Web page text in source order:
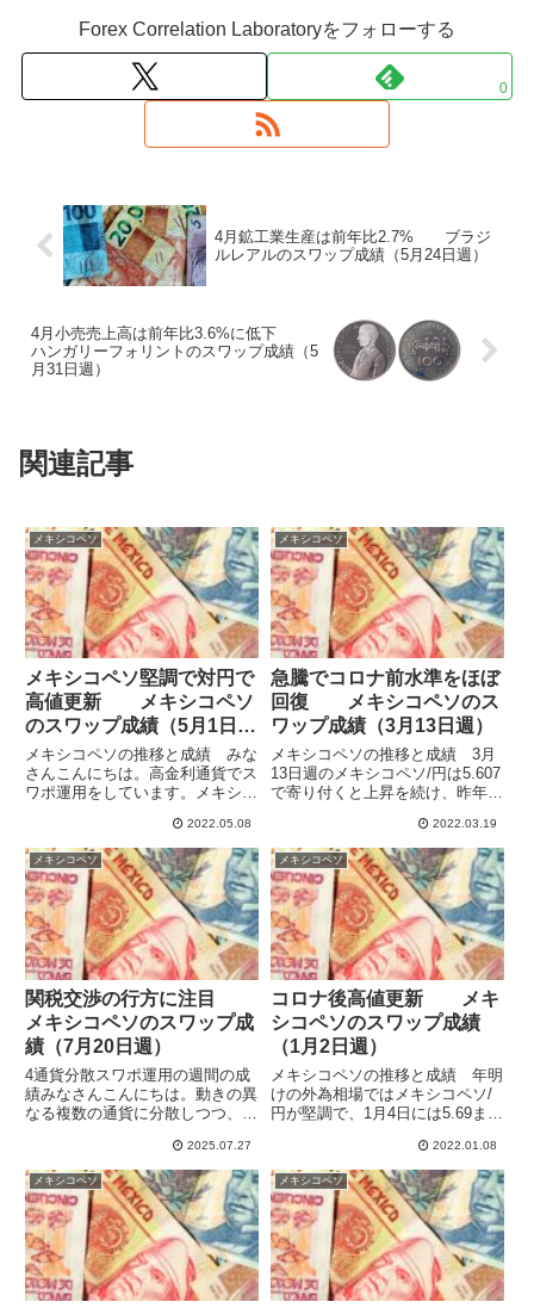
Forex Correlation Laboratoryをフォローする
0
4月鉱工業生産は前年比2.7% ブラジ
ルレアルのスワップ成績（5月24日週）
4月小売売上高は前年比3.6%に低下
ハンガリーフォリントのスワップ成績（5
月31日週）
関連記事
メキシコペソ
メキシコペソ堅調で対円で
高値更新 メキシコペソ
のスワップ成績（5月1日
週）
メキシコペソの推移と成績 みな
さんこんにちは。高金利通貨でス
ワポ運用をしています。メキシコ
のところメキシコペソ/円のスワ
ポも各業者で増加傾向のようで
す。先週末は、LIGHT FXで10万
通貨の1日のスワップポイ...
2022.05.08
メキシコペソ
急騰でコロナ前水準をほぼ
回復 メキシコペソのス
ワップ成績（3月13日週）
メキシコペソの推移と成績 3月
13日週のメキシコペソ/円は5.607
で寄り付くと上昇を続け、昨年後
高値を結んだライン（黒点線）も
上抜けて、5.853まで急騰しまし
た。コロナ後の高値を更新すると
ともに、ほぼコロナ...
2022.03.19
メキシコペソ
関税交渉の行方に注目
メキシコペソのスワップ成
績（7月20日週）
4通貨分散スワポ運用の週間の成
績みなさんこんにちは。動きの異
なる複数の通貨に分散しつつ、ハ
プポイント運用をしています。
2024年を通してほぼ10通貨で運
用していたものを徐々に規模縮小
して、4通貨（メキシコペソ・...
2025.07.27
メキシコペソ
コロナ後高値更新 メキ
シコペソのスワップ成績
（1月2日週）
メキシコペソの推移と成績 年明
けの外為相場ではメキシコペソ/
円が堅調で、1月4日には5.69まで
高値5.67を超えて、コロナ後の高
値を更新しています。11月の調
整から急速に回復し、4月から続
いていた5.5を跨...
2022.01.08
メキシコペソ メキシコペソ